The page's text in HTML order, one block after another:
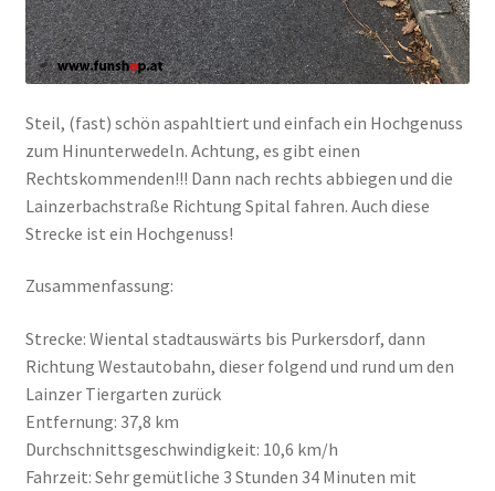
Steil, (fast) schön aspahltiert und einfach ein Hochgenuss
zum Hinunterwedeln. Achtung, es gibt einen
Rechtskommenden!!! Dann nach rechts abbiegen und die
Lainzerbachstraße Richtung Spital fahren. Auch diese
Strecke ist ein Hochgenuss!
Zusammenfassung:
Strecke: Wiental stadtauswärts bis Purkersdorf, dann
Richtung Westautobahn, dieser folgend und rund um den
Lainzer Tiergarten zurück
Entfernung: 37,8 km
Durchschnittsgeschwindigkeit: 10,6 km/h
Fahrzeit: Sehr gemütliche 3 Stunden 34 Minuten mit